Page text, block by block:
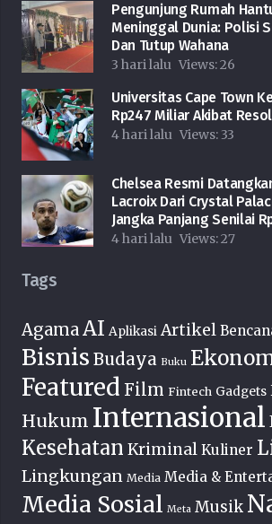
Pengunjung Rumah
Meninggal Dunia: Polisi
Dan Tutup Wahana
3 hari lalu Views:26
Universitas Cape Town
Rp247 Miliar Akibat
4 hari lalu Views: 33
Chelsea Resmi
Lacroix Dari Crystal
Jangka Panjang Senilai
4 hari lalu Views:27
Tags
AgamaAI Aplikasi Artikel
Bisnis Budaya Buku
Featured Film Fintech Gadgets
Hukum Internasional
Kesehatan Kriminal Kuliner
Lingkungan Media Media &
Media Sosial Meta Musik